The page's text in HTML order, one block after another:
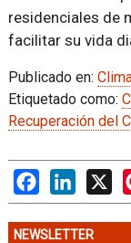
residenciales de
facilitar su vida
Publicado en:
Etiquetado como:
Recuperación del
FacebookLinkedIn
X
NEWSLETTER